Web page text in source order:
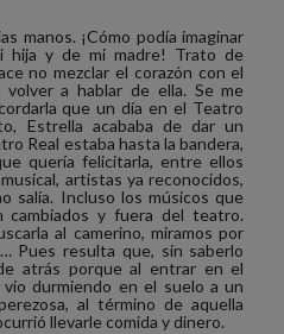
manos. ¡Cómo podía imaginar
hija y de mi madre! Trato de
no mezclar el corazón con el
a hablar de ella. Se me
que un día en el Teatro
Estrella acababa de dar un
Real estaba hasta la bandera,
quería felicitarla, entre ellos
artistas ya reconocidos,
salía. Incluso los músicos que
cambiados y fuera del teatro.
al camerino, miramos por
Pues resulta que, sin saberlo
atrás porque al entrar en el
durmiendo en el suelo a un
al término de aquella
llevarle comida y dinero.